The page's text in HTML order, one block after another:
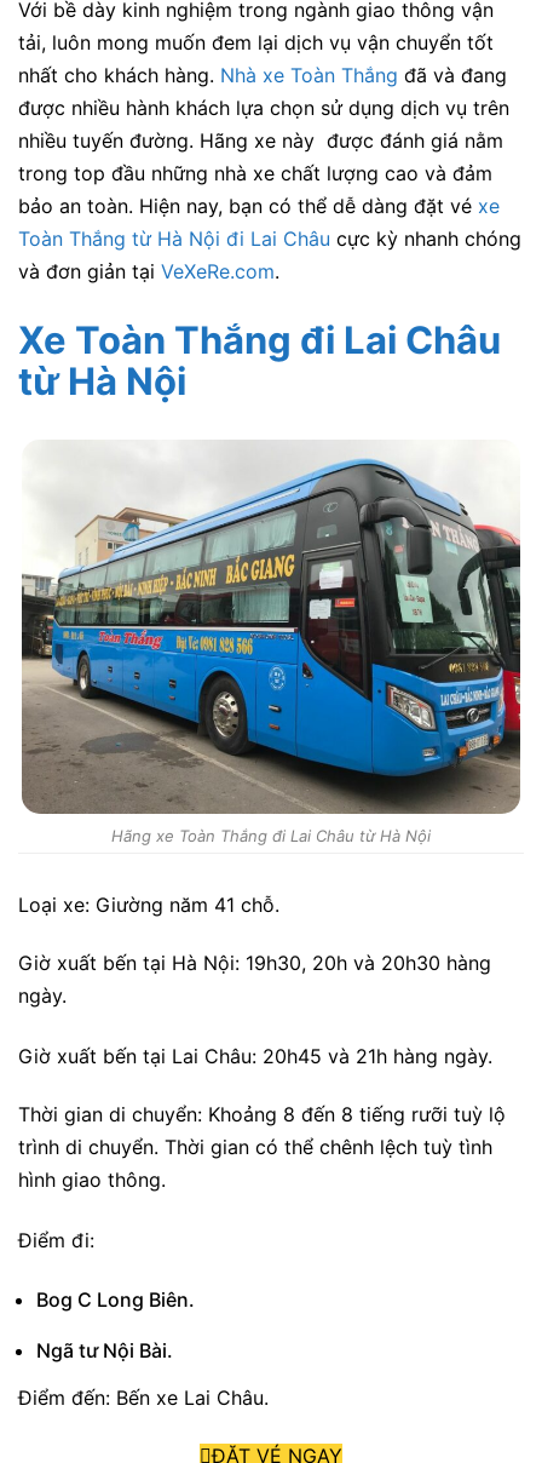
Với bề dày kinh nghiệm trong ngành giao thông vận
tải, luôn mong muốn đem lại dịch vụ vận chuyển tốt
nhất cho khách hàng. Nhà xe Toàn Thắng đã và đang
được nhiều hành khách lựa chọn sử dụng dịch vụ trên
nhiều tuyến đường. Hãng xe này được đánh giá nằm
trong top đầu những nhà xe chất lượng cao và đảm
bảo an toàn. Hiện nay, bạn có thể dễ dàng đặt vé xe
Toàn Thắng từ Hà Nội đi Lai Châu cực kỳ nhanh chóng
và đơn giản tại VeXeRe.com.
Xe Toàn Thắng đi Lai Châu
từ Hà Nội
Hãng xe Toàn Thắng đi Lai Châu từ Hà Nội
Loại xe: Giường năm 41 chỗ.
Giờ xuất bến tại Hà Nội: 19h30, 20h và 20h30 hàng
ngày.
Giờ xuất bến tại Lai Châu: 20h45 và 21h hàng ngày.
Thời gian di chuyển: Khoảng 8 đến 8 tiếng rưỡi tuỳ lộ
trình di chuyển. Thời gian có thể chênh lệch tuỳ tình
hình giao thông.
Điểm đi:
Bog C Long Biên.
Ngã tư Nội Bài.
Điểm đến: Bến xe Lai Châu.
ĐẶT VÉ NGAY